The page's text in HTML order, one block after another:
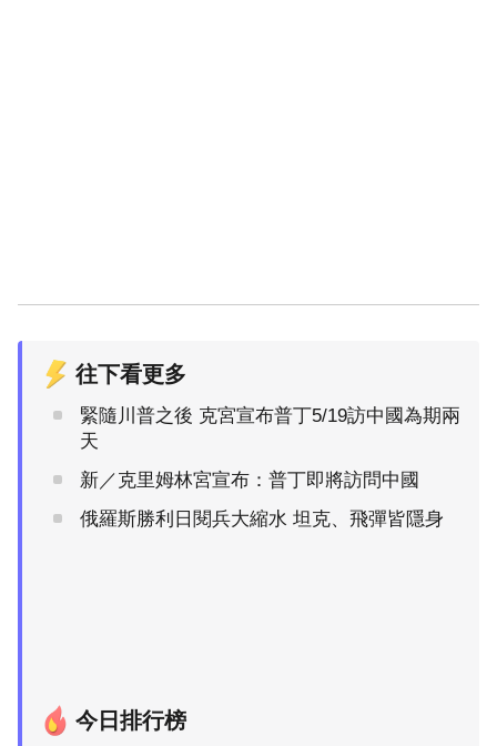
往下看更多
緊隨川普之後 克宮宣布普丁5/19訪中國為期兩
天
新／克里姆林宮宣布：普丁即將訪問中國
俄羅斯勝利日閱兵大縮水 坦克、飛彈皆隱身
今日排行榜